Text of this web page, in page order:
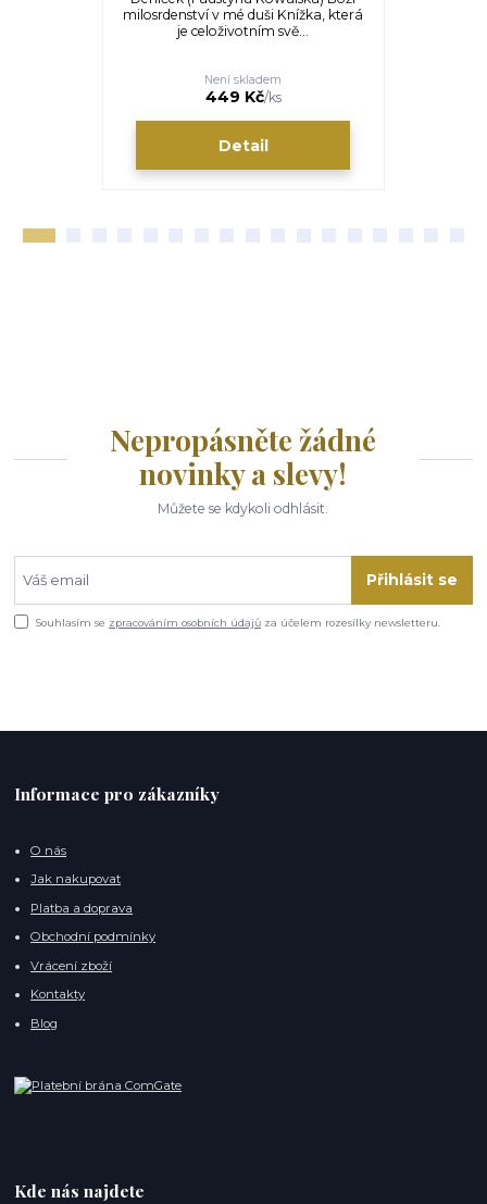
milosrdenství v mé duši Knížka, která
je celoživotním svě...
449 Kč/ks
Není skladem
Detail
Nepropásněte žádné
novinky a slevy!
Můžete se kdykoli odhlásit.
Přihlásit se
Souhlasím se zpracováním osobních údajů za účelem rozesílky newsletteru.
Informace pro zákazníky
O nás
Jak nakupovat
Platba a doprava
Obchodní podmínky
Vrácení zboží
Kontakty
Blog
Kde nás najdete